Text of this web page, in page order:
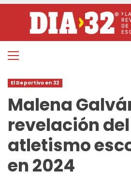
contenido
Menú
El Deportivo en 32
Malena
revelación del
atletismo
en 2024